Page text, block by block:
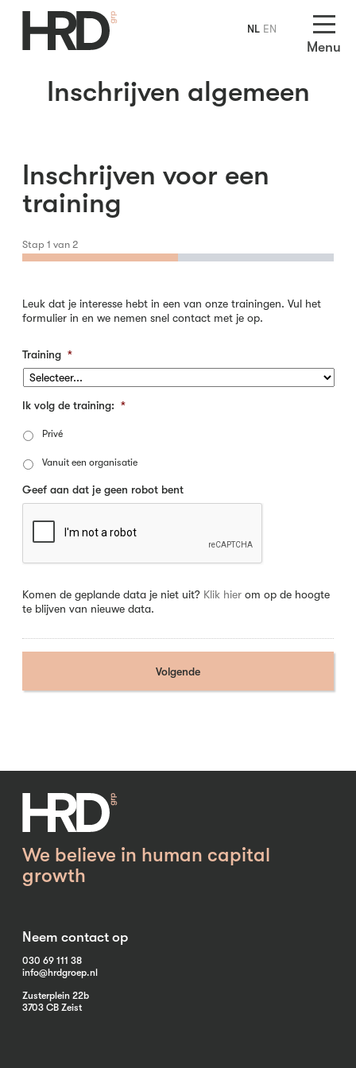
Menu
Inschrijven algemeen
Inschrijven voor een
training
Stap 1 van 2
Leuk dat je interesse hebt in een van onze trainingen. Vul het
formulier in en we nemen snel contact met je op.
Training *
Ik volg de training: *
Privé
Vanuit een organisatie
Geef aan dat je geen robot bent
Komen de geplande data je niet uit? Klik hier om op de hoogte
te blijven van nieuwe data.
We believe in human capital
growth
Neem contact op
030 69 111 38
info@hrdgroep.nl
Zusterplein 22b
3703 CB Zeist
NL EN